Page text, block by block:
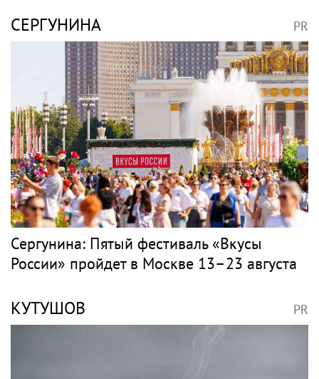
СЕРГУНИНА PR
Сергунина: Пятый фестиваль «Вкусы
России» пройдет в Москве 13–23 августа
КУТУШОВ PR